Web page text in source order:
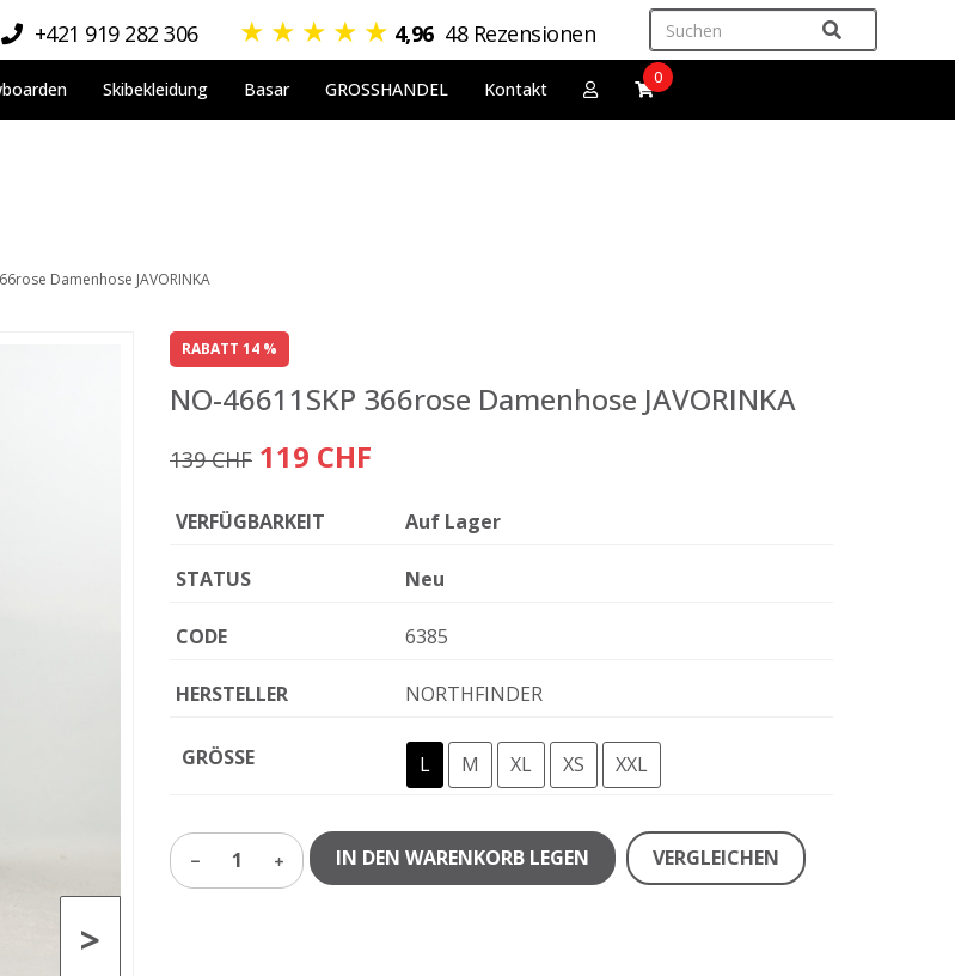
+421 919 282 306 ★ ★ ★ ★ ★ 4,96 48 Rezensionen
Skibekleidung Basar GROSSHANDEL Kontakt
0
Damenhose JAVORINKA
>
RABATT 14 %
NO-46611SKP 366rose Damenhose JAVORINKA
139 CHF 119 CHF
VERFÜGBARKEIT Auf Lager
STATUS Neu
CODE 6385
HERSTELLER NORTHFINDER
GRÖSSE L M XL XS XXL
1 IN DEN WARENKORB LEGEN VERGLEICHEN